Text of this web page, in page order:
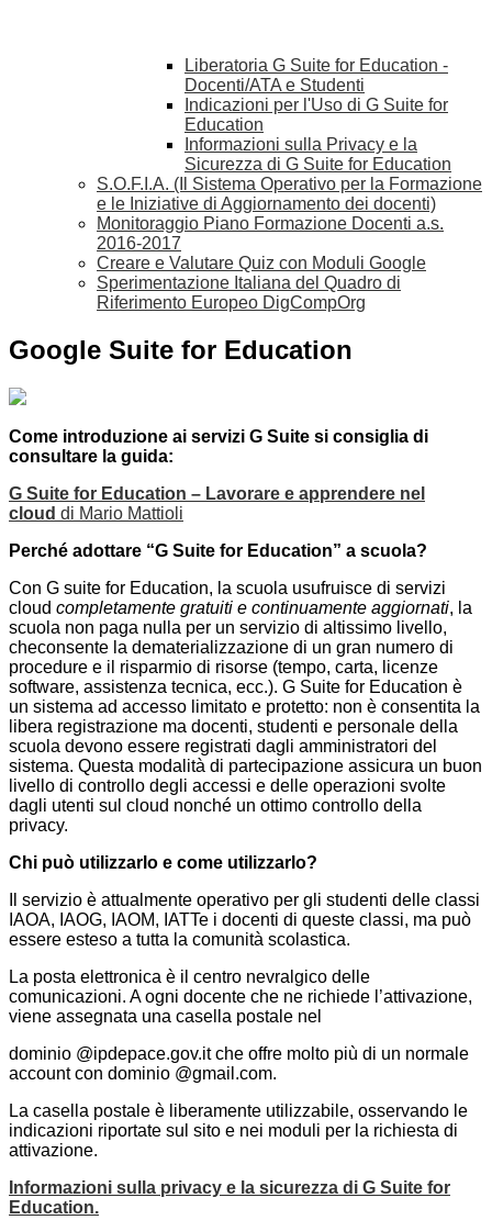
Liberatoria G Suite for Education -
Docenti/ATA e Studenti
Indicazioni per l'Uso di G Suite for
Education
Informazioni sulla Privacy e la
Sicurezza di G Suite for Education
S.O.F.I.A. (Il Sistema Operativo per la Formazione
e le Iniziative di Aggiornamento dei docenti)
Monitoraggio Piano Formazione Docenti a.s.
2016-2017
Creare e Valutare Quiz con Moduli Google
Sperimentazione Italiana del Quadro di
Riferimento Europeo DigCompOrg
Google Suite for Education
Come introduzione ai servizi G Suite si consiglia di
consultare la guida:
G Suite for Education – Lavorare e apprendere nel
cloud di Mario Mattioli
Perché adottare “G Suite for Education” a scuola?
Con G suite for Education, la scuola usufruisce di servizi
cloud completamente gratuiti e continuamente aggiornati, la
scuola non paga nulla per un servizio di altissimo livello,
checonsente la dematerializzazione di un gran numero di
procedure e il risparmio di risorse (tempo, carta, licenze
software, assistenza tecnica, ecc.). G Suite for Education è
un sistema ad accesso limitato e protetto: non è consentita la
libera registrazione ma docenti, studenti e personale della
scuola devono essere registrati dagli amministratori del
sistema. Questa modalità di partecipazione assicura un buon
livello di controllo degli accessi e delle operazioni svolte
dagli utenti sul cloud nonché un ottimo controllo della
privacy.
Chi può utilizzarlo e come utilizzarlo?
Il servizio è attualmente operativo per gli studenti delle classi
IAOA, IAOG, IAOM, IATTe i docenti di queste classi, ma può
essere esteso a tutta la comunità scolastica.
La posta elettronica è il centro nevralgico delle
comunicazioni. A ogni docente che ne richiede l’attivazione,
viene assegnata una casella postale nel
dominio @ipdepace.gov.it che offre molto più di un normale
account con dominio @gmail.com.
La casella postale è liberamente utilizzabile, osservando le
indicazioni riportate sul sito e nei moduli per la richiesta di
attivazione.
Informazioni sulla privacy e la sicurezza di G Suite for
Education.